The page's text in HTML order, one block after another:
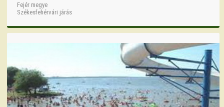
Fejér megye
Székesfehérvári járás